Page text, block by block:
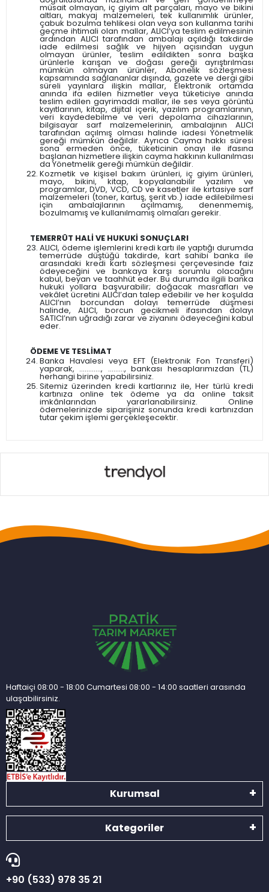
müsait olmayan, iç giyim alt parçaları, mayo ve bikini
altları, makyaj malzemeleri, tek kullanımlık ürünler,
çabuk bozulma tehlikesi olan veya son kullanma tarihi
geçme ihtimali olan mallar, ALICI’ya teslim edilmesinin
ardından ALICI tarafından ambalajı açıldığı takdirde
iade edilmesi sağlık ve hijyen açısından uygun
olmayan ürünler, teslim edildikten sonra başka
ürünlerle karışan ve doğası gereği ayrıştırılması
mümkün olmayan ürünler, Abonelik sözleşmesi
kapsamında sağlananlar dışında, gazete ve dergi gibi
süreli yayınlara ilişkin mallar, Elektronik ortamda
anında ifa edilen hizmetler veya tüketiciye anında
teslim edilen gayrimaddi mallar, ile ses veya görüntü
kayıtlarının, kitap, dijital içerik, yazılım programlarının,
veri kaydedebilme ve veri depolama cihazlarının,
bilgisayar sarf malzemelerinin, ambalajının ALICI
tarafından açılmış olması halinde iadesi Yönetmelik
gereği mümkün değildir. Ayrıca Cayma hakkı süresi
sona ermeden önce, tüketicinin onayı ile ifasına
başlanan hizmetlere ilişkin cayma hakkının kullanılması
da Yönetmelik gereği mümkün değildir.
Kozmetik ve kişisel bakım ürünleri, iç giyim ürünleri,
mayo, bikini, kitap, kopyalanabilir yazılım ve
programlar, DVD, VCD, CD ve kasetler ile kırtasiye sarf
malzemeleri (toner, kartuş, şerit vb.) iade edilebilmesi
için ambalajlarının açılmamış, denenmemiş,
bozulmamış ve kullanılmamış olmaları gerekir.
TEMERRÜT HALİ VE HUKUKİ SONUÇLARI
ALICI, ödeme işlemlerini kredi kartı ile yaptığı durumda
temerrüde düştüğü takdirde, kart sahibi banka ile
arasındaki kredi kartı sözleşmesi çerçevesinde faiz
ödeyeceğini ve bankaya karşı sorumlu olacağını
kabul, beyan ve taahhüt eder. Bu durumda ilgili banka
hukuki yollara başvurabilir; doğacak masrafları ve
vekâlet ücretini ALICI’dan talep edebilir ve her koşulda
ALICI’nın borcundan dolayı temerrüde düşmesi
halinde, ALICI, borcun gecikmeli ifasından dolayı
SATICI’nın uğradığı zarar ve ziyanını ödeyeceğini kabul
eder.
ÖDEME VE TESLİMAT
Banka Havalesi veya EFT (Elektronik Fon Transferi)
yaparak, ............, ........., bankası hesaplarımızdan (TL)
herhangi birine yapabilirsiniz.
Sitemiz üzerinden kredi kartlarınız ile, Her türlü kredi
kartınıza online tek ödeme ya da online taksit
imkânlarından yararlanabilirsiniz. Online
ödemelerinizde siparişiniz sonunda kredi kartınızdan
tutar çekim işlemi gerçekleşecektir.
Haftaiçi 08:00 - 18:00 Cumartesi 08:00 - 14:00 saatleri arasında
ulaşabilirsiniz.
Kurumsal
Kategoriler
+90 (533) 978 35 21